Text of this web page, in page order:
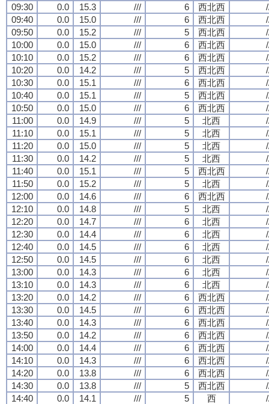
09:30
0.0 15.3 /// 6 西北西
09:40
0.0 15.0 /// 6 西北西
09:50
0.0 15.2 /// 5 西北西
10:00
0.0 15.0 /// 6 西北西
10:10
0.0 15.2 /// 6 西北西
10:20
0.0 14.2 /// 5 西北西
10:30
0.0 15.1 /// 6 西北西
10:40
0.0 15.1 /// 5 西北西
10:50
0.0 15.0 /// 6 西北西
11:00
0.0 14.9 /// 5 北西
11:10
0.0 15.1 /// 5 北西
11:20
0.0 15.0 /// 5 北西
11:30
0.0 14.2 /// 5 北西
11:40
0.0 15.1 /// 5 西北西
11:50
0.0 15.2 /// 5 北西
12:00
0.0 14.6 /// 6 西北西
12:10
0.0 14.8 /// 5 北西
12:20
0.0 14.7 /// 6 北西
12:30
0.0 14.4 /// 6 北西
12:40
0.0 14.5 /// 6 北西
12:50
0.0 14.5 /// 6 北西
13:00
0.0 14.3 /// 6 北西
13:10
0.0 14.3 /// 6 北西
13:20
0.0 14.2 /// 6 西北西
13:30
0.0 14.5 /// 6 西北西
13:40
0.0 14.3 /// 6 西北西
13:50
0.0 14.2 /// 6 西北西
14:00
0.0 14.4 /// 6 西北西
14:10
0.0 14.3 /// 6 西北西
14:20
0.0 13.8 /// 6 西北西
14:30
0.0 13.8 /// 5 西北西
14:40
0.0 14.1 /// 5 西